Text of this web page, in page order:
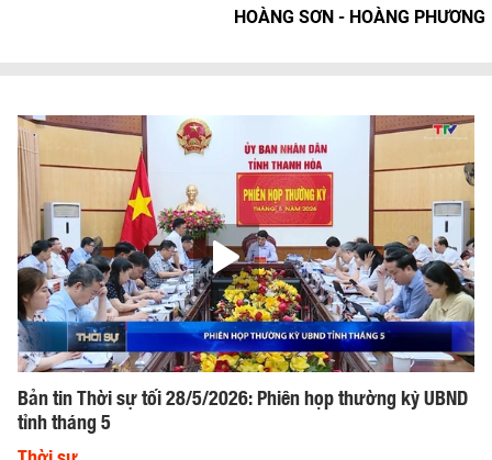
HOÀNG SƠN - HOÀNG PHƯƠNG
Bản tin Thời sự tối 28/5/2026: Phiên họp thường kỳ UBND
tỉnh tháng 5